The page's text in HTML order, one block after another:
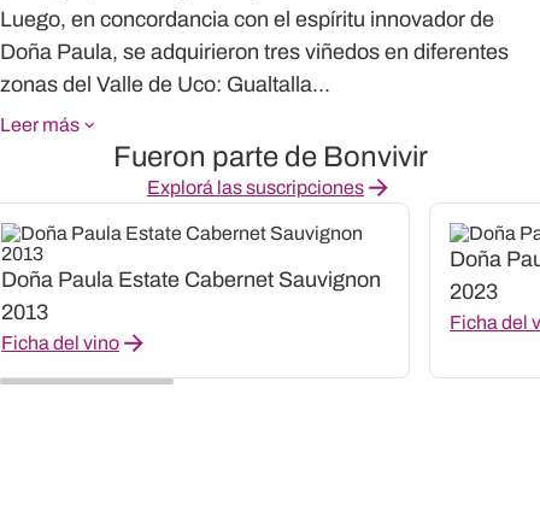
Luego, en concordancia con el espíritu innovador de
Doña Paula, se adquirieron tres viñedos en diferentes
zonas del Valle de Uco: Gualtalla...
Leer más
Fueron parte de Bonvivir
Explorá las suscripciones
Doña Paula Estate Cabernet Sauvignon
2013
Ficha del vino
Doña
2023
Ficha del